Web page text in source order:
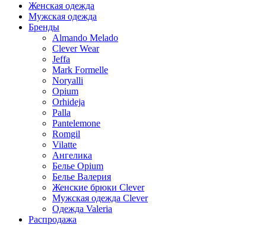
Женская одежда
Мужская одежда
Бренды
Almando Melado
Clever Wear
Jeffa
Mark Formelle
Noryalli
Opium
Orhideja
Palla
Pantelemone
Romgil
Vilatte
Ангелика
Белье Opium
Белье Валерия
Женские брюки Clever
Мужская одежда Clever
Одежда Valeria
Распродажа